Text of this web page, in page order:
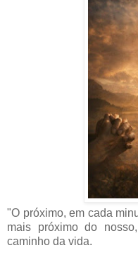
"O próximo, em cada
mais próximo do
caminho da vida.